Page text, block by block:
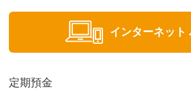
インターネット
定期預金